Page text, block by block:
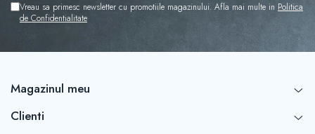
Vreau sa primesc newsletter cu promotiile magazinului. Afla mai multe in Politica
de Confidentialitate
Magazinul meu
Clienti